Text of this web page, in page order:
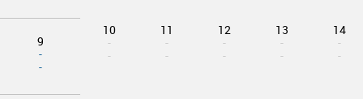
9
-
-
10
-
-
11
-
-
12
-
-
13
-
-
14
-
-